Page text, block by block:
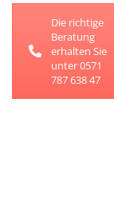
Die richtige
Beratung
erhalten Sie
unter 0571
787 638 47